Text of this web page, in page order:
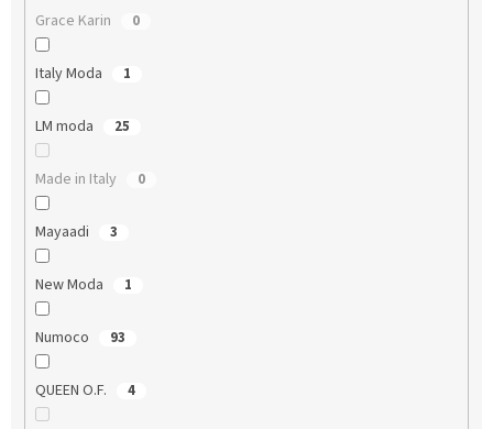
Grace Karin 0
Italy Moda 1
LM moda 25
Made in Italy 0
Mayaadi 3
New Moda 1
Numoco 93
QUEEN O.F. 4